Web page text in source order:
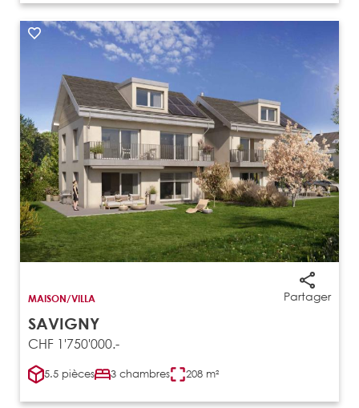
Partager
MAISON/VILLA
SAVIGNY
CHF 1'750'000.-
5.5 pièces 3 chambres 208 m²